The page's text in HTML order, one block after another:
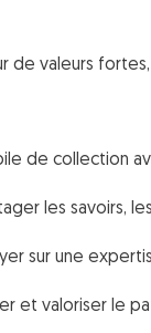
de valeurs
de collection
les savoirs,
sur une
et valoriser le